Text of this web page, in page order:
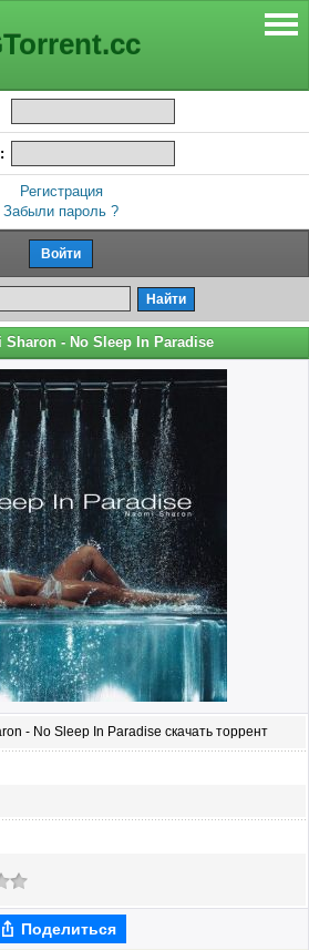
Регистрация
Забыли пароль ?
Sharon - No Sleep In Paradise
- No Sleep In Paradise скачать торрент
Поделиться